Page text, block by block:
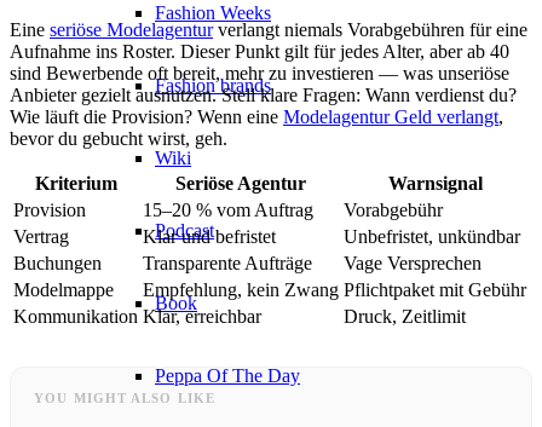
Fashion Weeks
Fashion brands
Wiki
Podcast
Book
Peppa Of The Day
Eine seriöse Modelagenturverlangt niemals Vorabgebühren für eine
Aufnahme ins Roster. Dieser Punkt gilt für jedes Alter, aber ab 40
sind Bewerbende oft bereit, mehr zu investieren — was unseriöse
Anbieter gezielt ausnutzen. Stell klare Fragen: Wann verdienst du?
Wie läuft die Provision? Wenn eine Modelagentur Geld verlangt,
bevor du gebucht wirst, geh.
Kriterium Seriöse Agentur
Warnsignal
Provision
15–20 % vom Auftrag
Vorabgebühr
Vertrag
Klar und befristet
Unbefristet, unkündbar
Buchungen
Transparente Aufträge
Vage Versprechen
Modelmappe
Empfehlung, kein Zwang Pflichtpaket mit Gebühr
Kommunikation Klar, erreichbar Druck, Zeitlimit
YOU MIGHT ALSO LIKE